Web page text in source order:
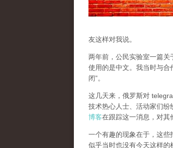
友这样对我说。
两年前，公民实验室一篇
使用的是中文。我当时与合
闭”。
这几天来，俄罗斯对
技术热心人士、活动家们纷
博客在跟踪这一消息，对其
一个有趣的现象在于，这些
似乎当时也没有今天这样的